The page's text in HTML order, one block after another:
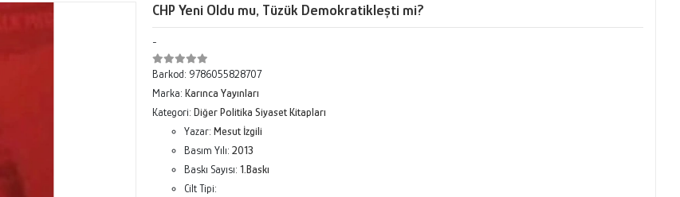
CHP Yeni Oldu mu, Tüzük Demokratikleşti mi?
-
Barkod: 9786055828707
Marka: Karınca Yayınları
Kategori: Diğer Politika Siyaset Kitapları
Yazar: Mesut İzgili
Basım Yılı: 2013
Baskı Sayısı: 1.Baskı
Cilt Tipi: